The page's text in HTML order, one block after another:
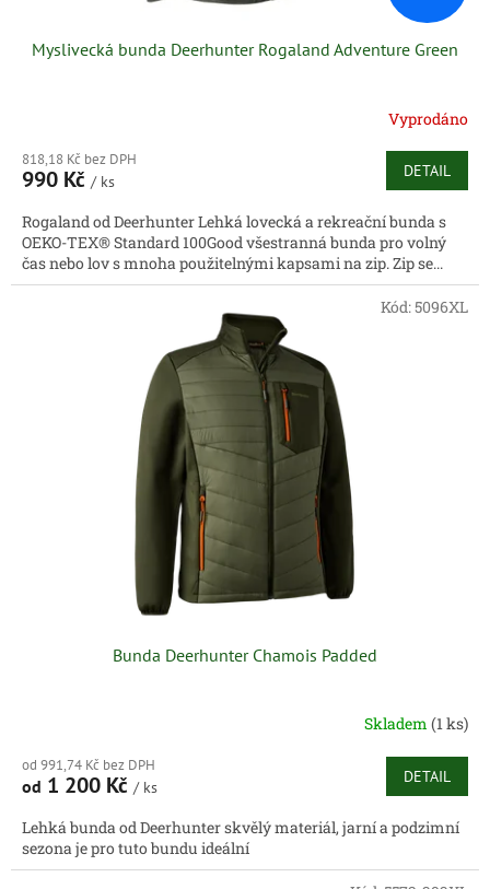
Myslivecká bunda Deerhunter Rogaland Adventure Green
Vyprodáno
818,18 Kč bez DPH
990 Kč / ks
DETAIL
Rogaland od Deerhunter Lehká lovecká a rekreační bunda s
OEKO-TEX® Standard 100Good všestranná bunda pro volný
čas nebo lov s mnoha použitelnými kapsami na zip. Zip se...
Bunda Deerhunter Chamois Padded
Skladem (1 ks)
od 991,74 Kč bez DPH
od 1 200 Kč / ks
DETAIL
Lehká bunda od Deerhunter skvělý materiál, jarní a podzimní
sezona je pro tuto bundu ideální
Kód:5096XL